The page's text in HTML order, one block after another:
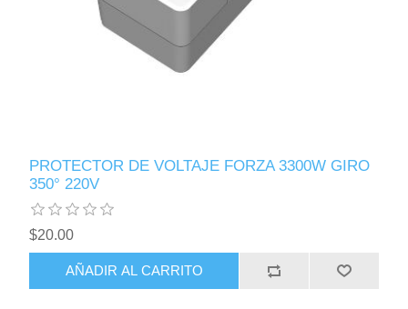
PROTECTOR DE VOLTAJE FORZA 3300W GIRO
350° 220V
$20.00
AÑADIR AL CARRITO